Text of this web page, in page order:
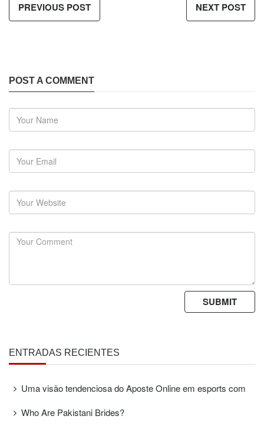
PREVIOUS POST NEXT POST
POST A COMMENT
ENTRADAS RECIENTES
Uma visão tendenciosa do Aposte Online em esports com
Who Are Pakistani Brides?